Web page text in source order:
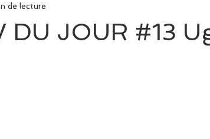
DU JOUR #13
de lecture